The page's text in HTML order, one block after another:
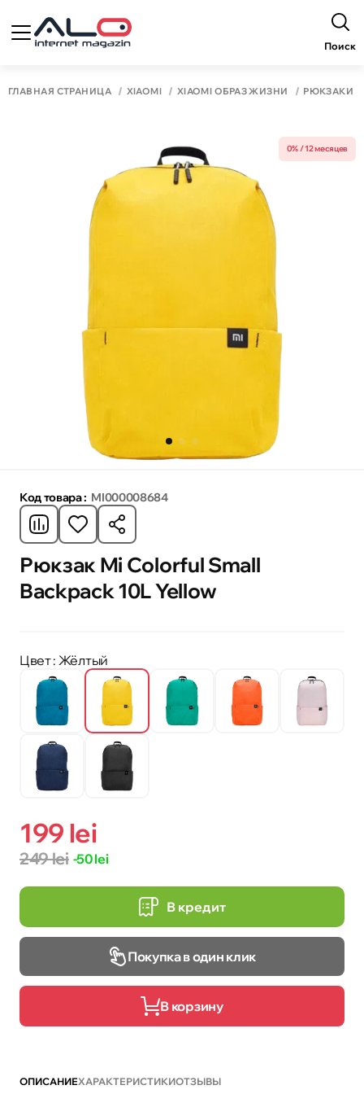
Поиск
ГЛАВНАЯ СТРАНИЦА XIAOMI XIAOMI ОБРАЗ ЖИЗНИ РЮКЗАКИ
0% / 12 месяцев
Код товара : MI000008684
Рюкзак Mi Colorful Small
Backpack 10L Yellow
Цвет: Жёлтый
199 lei
249 lei -50 lei
В кредит
Покупка в один клик
В корзину
ОПИСАНИЕХАРАКТЕРИСТИКИОТЗЫВЫ